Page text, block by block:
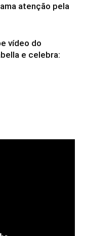
atenção pela
vídeo do
e celebra: